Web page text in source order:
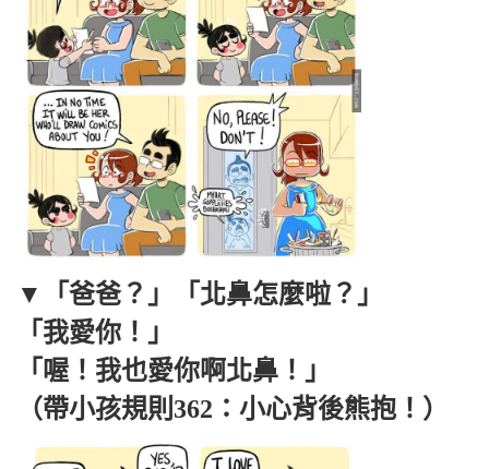
▼「爸爸？」「北鼻怎麼啦？」
「我愛你！」
「喔！我也愛你啊北鼻！」
（帶小孩規則362：小心背後熊抱！）